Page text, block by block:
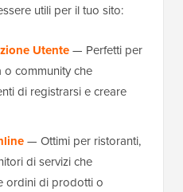
utili per il tuo sito:
Utente— Perfetti per
community che
di registrarsi e creare
— Ottimi per ristoranti,
di servizi che
ordini di prodotti o